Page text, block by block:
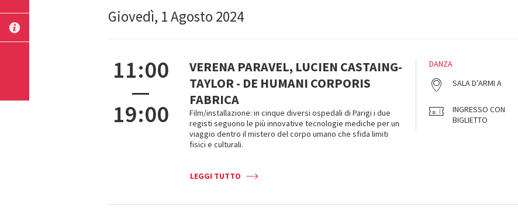
Giovedì, 1 Agosto 2024
INVIA
11:00
—
19:00
VERENA PARAVEL, LUCIEN CASTAING-
TAYLOR - DE HUMANI CORPORIS
FABRICA
Film/installazione: in cinque diversi ospedali di Parigi i due
registi seguono le più innovative tecnologie mediche per un
viaggio dentro il mistero del corpo umano che sfida limiti
fisici e culturali.
LEGGI TUTTO
DANZA
SALA D’ARMI A
INGRESSO CON
BIGLIETTO